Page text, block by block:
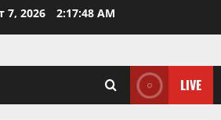
7, 2026 2:17:49 AM
LIVE